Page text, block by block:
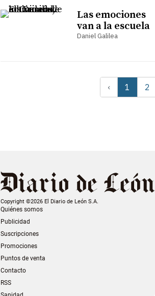
Las emociones
van a la escuela
Daniel Galilea
‹ 1 2
Copyright ©2026 El Diario de León S.A.
Quiénes somos
Publicidad
Suscripciones
Promociones
Puntos de venta
Contacto
RSS